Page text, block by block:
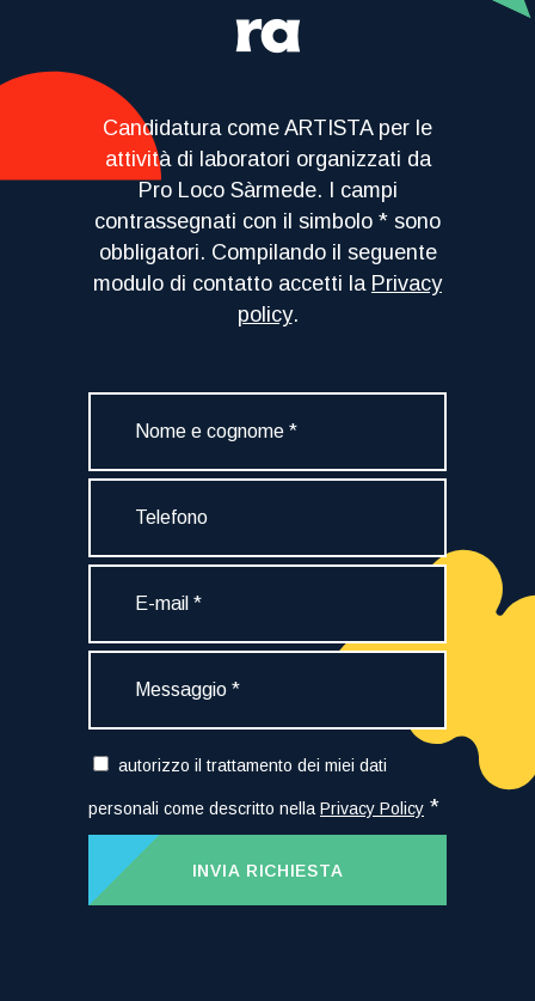
ra
Candidatura come ARTISTA per le
attività di laboratori organizzati da
Pro Loco Sàrmede. I campi
contrassegnati con il simbolo * sono
obbligatori. Compilando il seguente
modulo di contatto accetti la Privacy
policy.
autorizzo il trattamento dei miei dati
personali come descritto nella Privacy Policy *
INVIA RICHIESTA